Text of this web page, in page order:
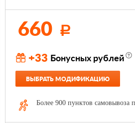
660 Р
+33 Бонусных рублей
ВЫБРАТЬ МОДИФИКАЦИЮ
Более 900 пунктов самовывоза